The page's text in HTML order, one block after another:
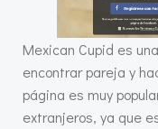
Mexican Cupid es
encontrar pareja y
página es muy
extranjeros, ya que